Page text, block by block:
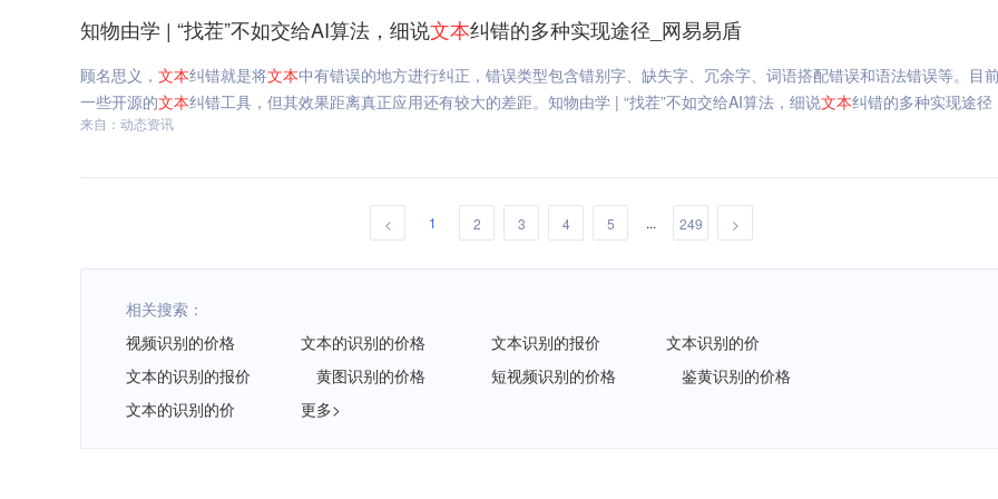
知物由学 | “找茬”不如交给AI算法，细说文本纠错的多种实现途径_网易易盾
顾名思义， 文本纠错就是将文本中有错误的地方进行纠正，错误类型包含错别字、缺失字、冗余字、词语搭配错误和语法错误等。目
一些开源的文本纠错工具，但其效果距离真正应用还有较大的差距。知物由学 | “找茬”不如交给AI算法，细说文本纠错的多种实现途径
来自：动态资讯
< 1 2 3 4 5 ... 249 >
相关搜索：
视频识别的价格
文本的识别的价格 文本识别的报价
文本识别的价
文本的识别的报价
黄图识别的价格 短视频识别的价格
鉴黄识别的价格
文本的识别的价
更多>